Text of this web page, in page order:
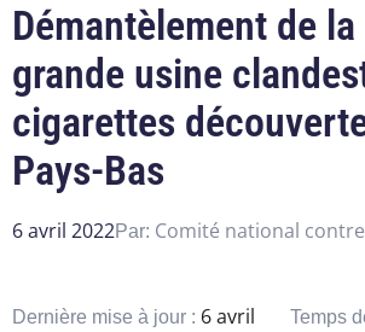
Démantèlement de
grande usine
cigarettes
Pays-Bas
6 avril 2022Par: Comité national
Dernière mise à jour : 6 avril
Temps